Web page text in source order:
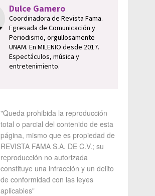
Dulce Gamero
Coordinadora de Revista Fama.
Egresada de Comunicación y
Periodismo, orgullosamente
UNAM. En MILENIO desde 2017.
Espectáculos, música y
entretenimiento.
"Queda prohibida la reproducción
total o parcial del contenido de esta
página, mismo que es propiedad de
REVISTA FAMA S.A. DE C.V.; su
reproducción no autorizada
constituye una infracción y un delito
de conformidad con las leyes
aplicables"